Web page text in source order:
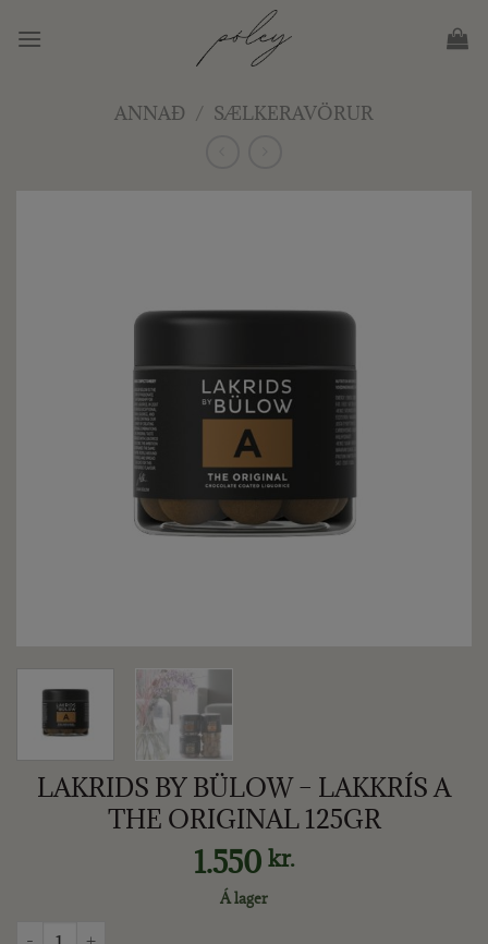
ANNAÐ / SÆLKERAVÖRUR
LAKRIDS BY BÜLOW – LAKKRÍS A
THE ORIGINAL 125GR
1.550 kr.
Á lager
LAKRIDS BY BÜLOW - LAKKRÍS A THE ORIGINAL 125GR